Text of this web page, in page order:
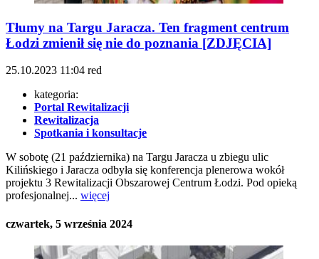
Tłumy na Targu Jaracza. Ten fragment centrum
Łodzi zmienił się nie do poznania [ZDJĘCIA]
25.10.2023 11:04 red
kategoria:
Portal Rewitalizacji
Rewitalizacja
Spotkania i konsultacje
W sobotę (21 października) na Targu Jaracza u zbiegu ulic
Kilińskiego i Jaracza odbyła się konferencja plenerowa wokół
projektu 3 Rewitalizacji Obszarowej Centrum Łodzi. Pod opieką
profesjonalnej... więcej
czwartek, 5 września 2024